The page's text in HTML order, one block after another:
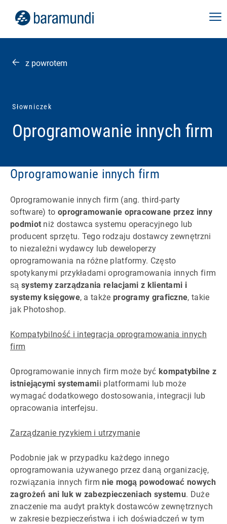
z powrotem
Słowniczek
Oprogramowanie innych firm
Oprogramowanie innych firm
Oprogramowanie innych firm (ang. third-party
software) to oprogramowanie opracowane przez inny
podmiot niż dostawca systemu operacyjnego lub
producent sprzętu. Tego rodzaju dostawcy zewnętrzni
to niezależni wydawcy lub deweloperzy
oprogramowania na różne platformy. Często
spotykanymi przykładami oprogramowania innych firm
są systemy zarządzania relacjami z klientami i
systemy księgowe, a także programy graficzne, takie
jak Photoshop.
Kompatybilność i integracja oprogramowania innych
firm
Oprogramowanie innych firm może być kompatybilne z
istniejącymi systemamii platformami lub może
wymagać dodatkowego dostosowania, integracji lub
opracowania interfejsu.
Zarządzanie ryzykiem i utrzymanie
Podobnie jak w przypadku każdego innego
oprogramowania używanego przez daną organizację,
rozwiązania innych firmnie mogą powodować nowych
zagrożeń ani luk w zabezpieczeniach systemu. Duże
znaczenie ma audyt praktyk dostawców zewnętrznych
w zakresie bezpieczeństwa i ich doświadczeń w tym